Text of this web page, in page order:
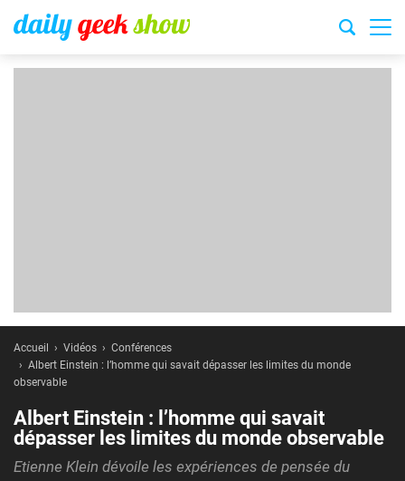
Accueil Vidéos
Conférences
Albert Einstein : l’homme qui savait dépasser les limites du monde
observable
Albert Einstein : l’homme qui savait
dépasser les limites du monde observable
Etienne Klein dévoile les expériences de pensée du